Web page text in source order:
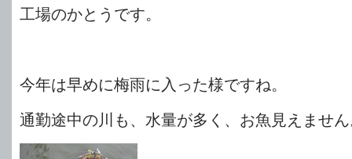
工場のかとうです。
今年は早めに梅雨に入った様ですね。
通勤途中の川も、水量が多く、お魚見えませ